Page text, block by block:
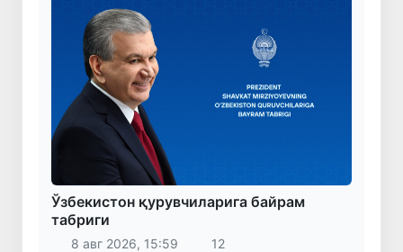
Ўзбекистон қурувчиларига байрам
табриги
8 авг 2026, 15:59 12